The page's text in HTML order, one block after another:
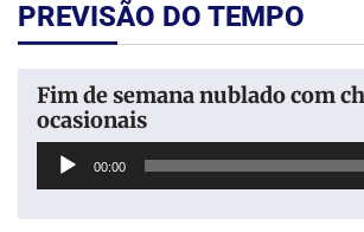
PREVISÃO DO TEMPO
Fim de semana nublado com
ocasionais
Tocador
00:00